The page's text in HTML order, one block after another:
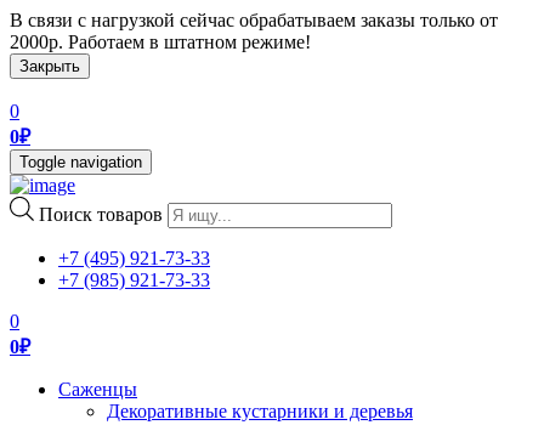
В связи с нагрузкой сейчас обрабатываем заказы только от
2000р. Работаем в штатном режиме!
Закрыть
0
0₽
Toggle navigation
Поиск товаров
+7 (495) 921-73-33
+7 (985) 921-73-33
0
0₽
Саженцы
Декоративные кустарники и деревья